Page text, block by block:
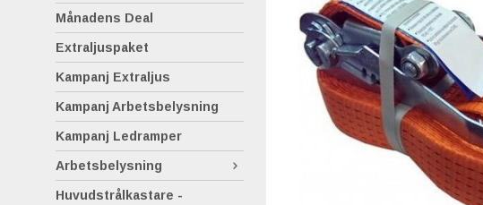
Månadens Deal
Extraljuspaket
Kampanj Extraljus
Kampanj Arbetsbelysning
Kampanj Ledramper
Arbetsbelysning
Huvudstrålkastare -